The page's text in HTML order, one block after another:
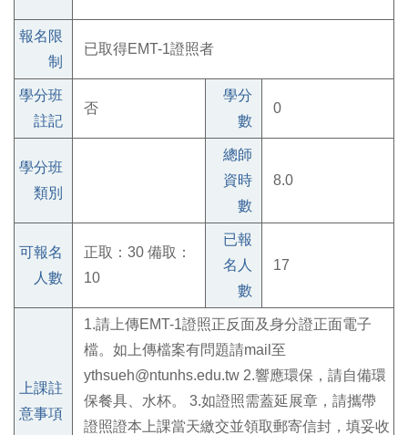
報名限
制
已取得EMT-1證照者
學分班
註記
否
學分
數
0
學分班
類別
總師
資時
數
8.0
可報名
人數
正取：30 備取：
10
已報
名人
數
17
上課註
意事項
1.請上傳EMT-1證照正反面及身分證正面電子
檔。如上傳檔案有問題請mail至
ythsueh@ntunhs.edu.tw 2.響應環保，請自備環
保餐具、水杯。 3.如證照需蓋延展章，請攜帶
證照證本上課當天繳交並領取郵寄信封，填妥收